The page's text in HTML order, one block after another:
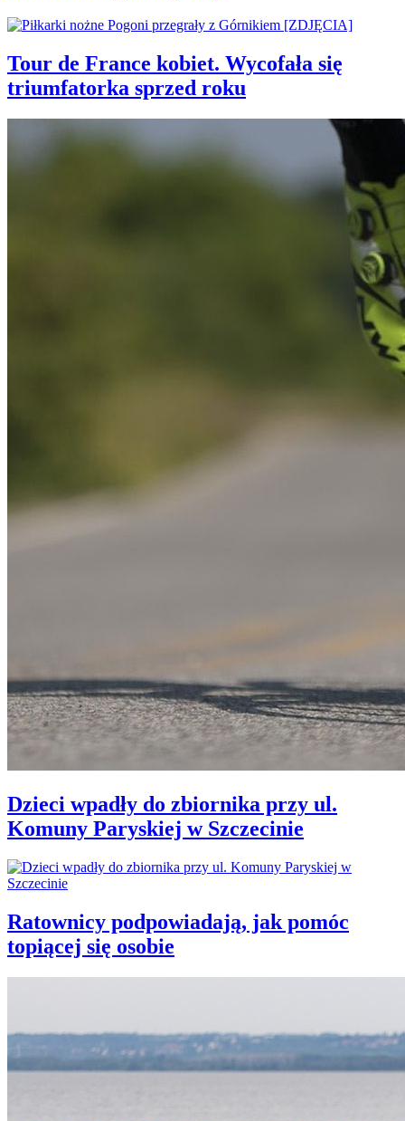
Tour de France kobiet. Wycofała się
triumfatorka sprzed roku
Dzieci wpadły do zbiornika przy ul.
Komuny Paryskiej w Szczecinie
Ratownicy podpowiadają, jak pomóc
topiącej się osobie